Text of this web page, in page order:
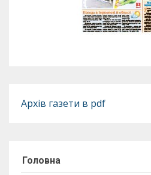
Архів газети в pdf
Головна